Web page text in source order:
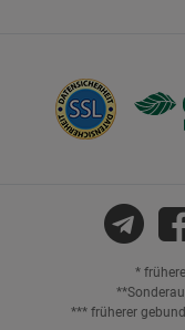
*
*** früherer